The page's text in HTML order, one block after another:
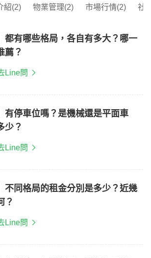
紹(2) 物業管理(2) 市場行情(2) 社
都有哪些格局，各自有多大？哪一
薦？
Line問
有停車位嗎？是機械還是平面車
少？
Line問
不同格局的租金分別是多少？近幾
？
Line問